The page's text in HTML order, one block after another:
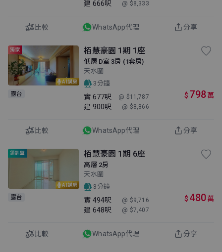
建 666呎 @ $8,333
比較 WhatsApp代理 分享
AI講房
獨家
露台
栢慧豪園 1期 1座
低層 D室 3房 (1套房)
天水圍
3分鐘
實 677呎 @ $11,787
建 900呎 @ $8,866
$ 798萬
比較 WhatsApp代理 分享
AI講房
鎖匙盤
露台
栢慧豪園 1期 6座
高層 2房
天水圍
3分鐘
實 494呎 @ $9,716
建 648呎 @ $7,407
$ 480萬
比較 WhatsApp代理 分享